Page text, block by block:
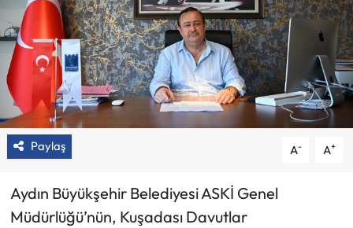
Paylaş A- A+
Aydın Büyükşehir Belediyesi ASKİ Genel
Müdürlüğü’nün, Kuşadası Davutlar